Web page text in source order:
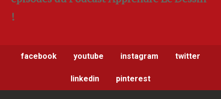
!
facebook youtube instagram twitter
linkedin pinterest